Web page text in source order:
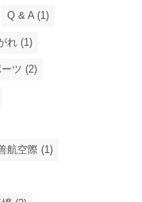
Q & A (1)
れ (1)
ーツ (2)
航空際 (1)